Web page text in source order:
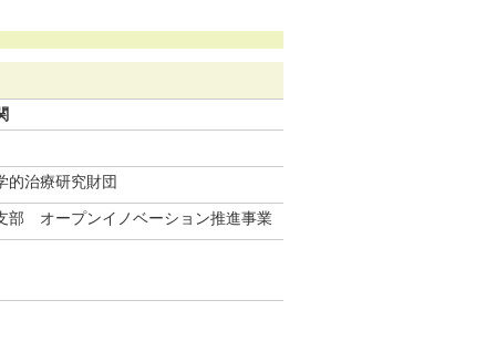
的治療研究財団
部 オープンイノベーション推進事業